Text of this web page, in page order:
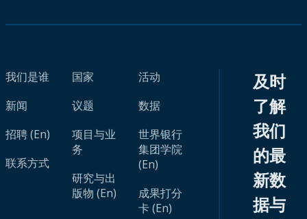
我们是谁
新闻
招聘 (En)
联系方式
国家
议题
项目与业
务
研究与出
版物 (En)
活动
数据
世界银行
集团学院
(En)
成果打分
卡 (En)
及时
了解
我们
的最
新数
据与